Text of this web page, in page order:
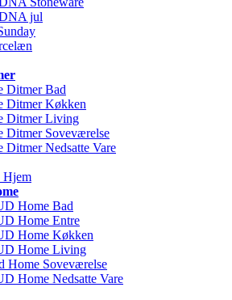
jul
Ditmer Bad
Ditmer Køkken
Ditmer Living
Ditmer Soveværelse
Ditmer Nedsatte Vare
Hjem
Home Bad
Home Entre
Home Køkken
Home Living
Home Soveværelse
Home Nedsatte Vare